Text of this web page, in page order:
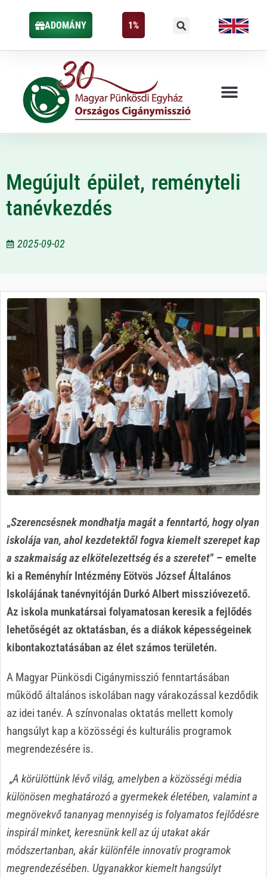
ADOMÁNY 1%
Megújult épület, reményteli
tanévkezdés
2025-09-02
„Szerencsésnek mondhatja magát a fenntartó, hogy olyan
iskolája van, ahol kezdetektől fogva kiemelt szerepet kap
a szakmaiság az elkötelezettség és a szeretet” – emelte
ki a Reményhír Intézmény Eötvös József Általános
Iskolájának tanévnyitóján Durkó Albert misszióvezető.
Az iskola munkatársai folyamatosan keresik a fejlődés
lehetőségét az oktatásban, és a diákok képességeinek
kibontakoztatásában az élet számos területén.
A Magyar Pünkösdi Cigánymisszió fenntartásában
működő általános iskolában nagy várakozással kezdődik
az idei tanév. A színvonalas oktatás mellett komoly
hangsúlyt kap a közösségi és kulturális programok
megrendezésére is.
„A körülöttünk lévő világ, amelyben a közösségi média
különösen meghatározó a gyermekek életében, valamint a
megnövekvő tananyag mennyiség is folyamatos fejlődésre
inspirál minket, keresnünk kell az új utakat akár
módszertanban, akár különféle innovatív programok
megrendezésében. Ugyanakkor kiemelt hangsúlyt